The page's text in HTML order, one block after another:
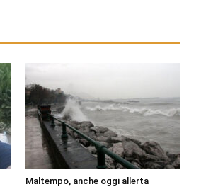
Maltempo, anche oggi allerta